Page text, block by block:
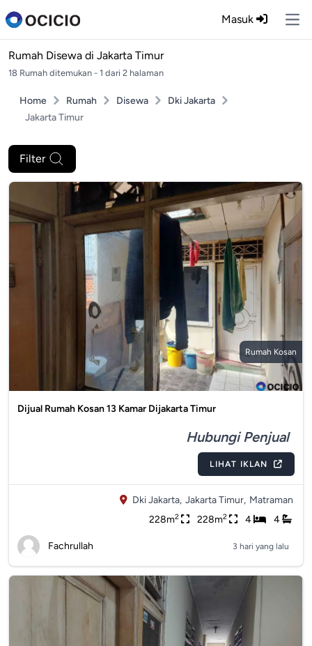
Masuk
Rumah Disewa di Jakarta Timur
18 Rumah ditemukan - 1 dari 2 halaman
Home Rumah Disewa
Dki Jakarta
Jakarta Timur
Filter
Rumah Kosan
Dijual Rumah Kosan 13 Kamar Dijakarta Timur
Hubungi Penjual
LIHAT IKLAN
Dki Jakarta, Jakarta Timur, Matraman
228m2 228m2 4 4
Fachrullah 3 hari yang lalu